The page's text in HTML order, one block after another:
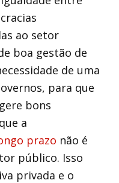
ao setor
boa gestão de
de uma
para que
bons
a
prazo não é
público. Isso
privada e o